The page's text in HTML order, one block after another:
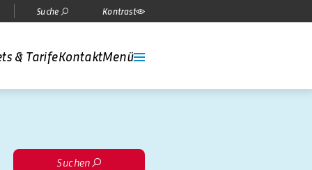
Suche Kontrast
& TarifeKontaktMenü
Suchen